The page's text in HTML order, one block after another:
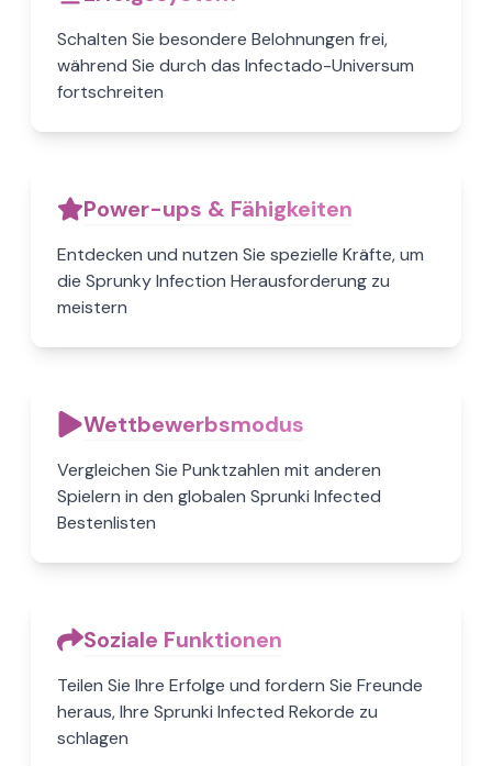
Schalten Sie besondere Belohnungen frei,
während Sie durch das Infectado-Universum
fortschreiten
Power-ups & Fähigkeiten
Entdecken und nutzen Sie spezielle Kräfte, um
die Sprunky Infection Herausforderung zu
meistern
Wettbewerbsmodus
Vergleichen Sie Punktzahlen mit anderen
Spielern in den globalen Sprunki Infected
Bestenlisten
Soziale Funktionen
Teilen Sie Ihre Erfolge und fordern Sie Freunde
heraus, Ihre Sprunki Infected Rekorde zu
schlagen